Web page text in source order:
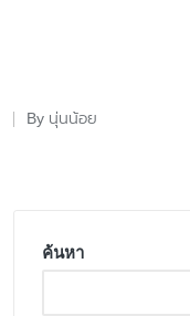
Posted
By นุ่นน้อย
ค้นหา